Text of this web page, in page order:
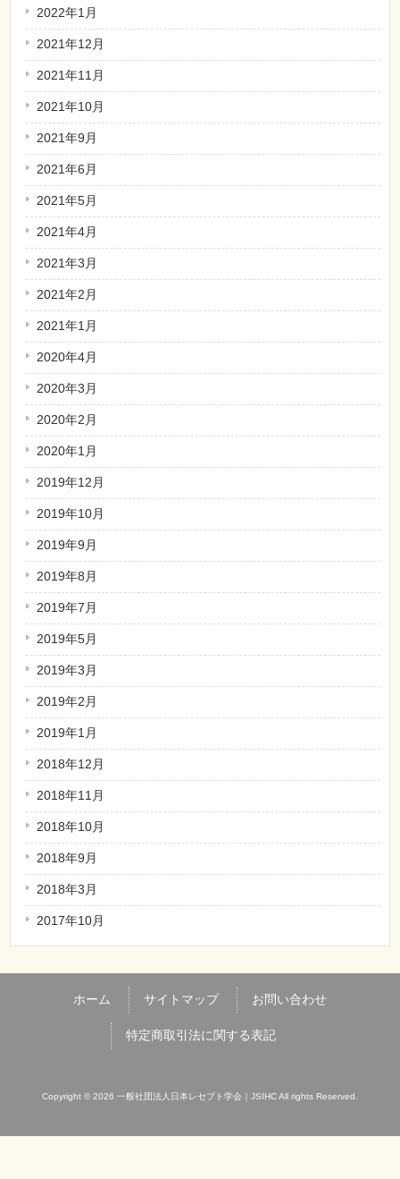
2022年1月
2021年12月
2021年11月
2021年10月
2021年9月
2021年6月
2021年5月
2021年4月
2021年3月
2021年2月
2021年1月
2020年4月
2020年3月
2020年2月
2020年1月
2019年12月
2019年10月
2019年9月
2019年8月
2019年7月
2019年5月
2019年3月
2019年2月
2019年1月
2018年12月
2018年11月
2018年10月
2018年9月
2018年3月
2017年10月
ホーム サイトマップ お問い合わせ
特定商取引法に関する表記
Copyright © 2026 一般社団法人日本レセプト学会｜JSIHC All rights Reserved.